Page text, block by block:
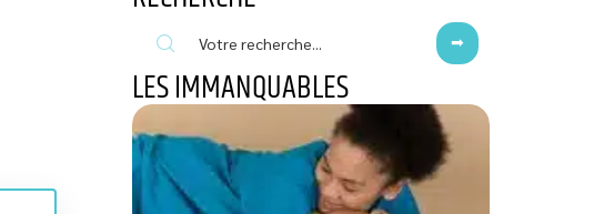
LES IMMANQUABLES